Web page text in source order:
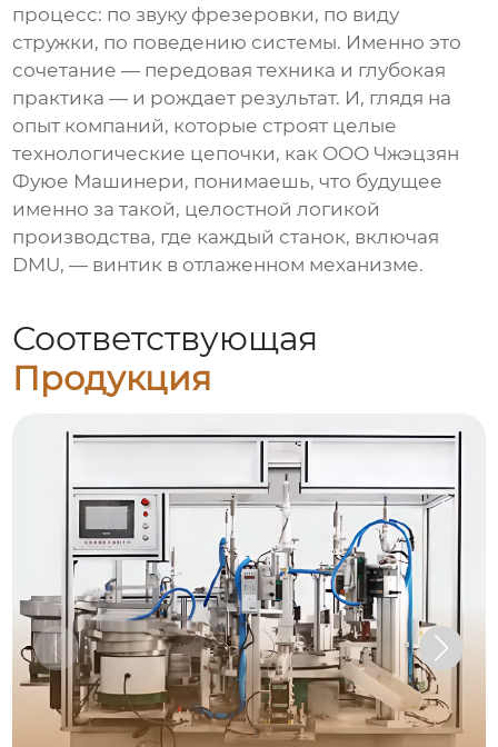
процесс: по звуку фрезеровки, по виду
стружки, по поведению системы. Именно это
сочетание — передовая техника и глубокая
практика — и рождает результат. И, глядя на
опыт компаний, которые строят целые
технологические цепочки, как ООО Чжэцзян
Фуюе Машинери, понимаешь, что будущее
именно за такой, целостной логикой
производства, где каждый станок, включая
DMU, — винтик в отлаженном механизме.
Соответствующая
Продукция